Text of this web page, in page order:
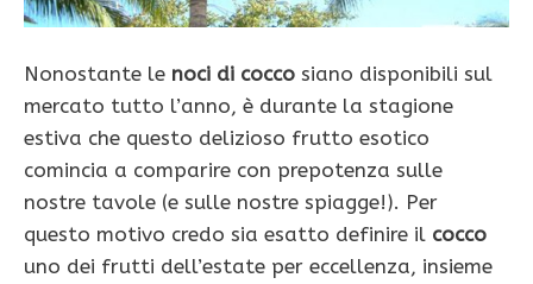
Nonostante le noci di cocco siano disponibili sul
mercato tutto l’anno, è durante la stagione
estiva che questo delizioso frutto esotico
comincia a comparire con prepotenza sulle
nostre tavole (e sulle nostre spiagge!). Per
questo motivo credo sia esatto definire il cocco
uno dei frutti dell’estate per eccellenza, insieme